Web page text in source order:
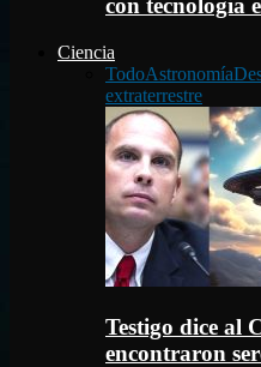
con tecnología
Ciencia
TodoAstronomía
extraterrestre
Testigo dice al
encontraron